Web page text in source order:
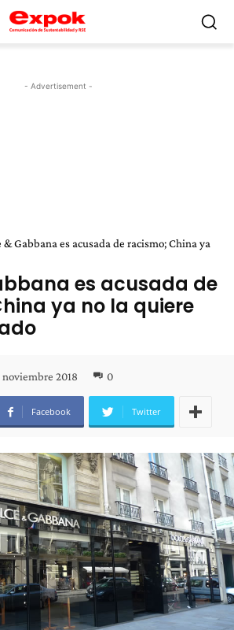
- Advertisement -
& Gabbana es acusada de racismo; China ya
es acusada de
ya no la quiere
noviembre 2018 0
Facebook Twitter